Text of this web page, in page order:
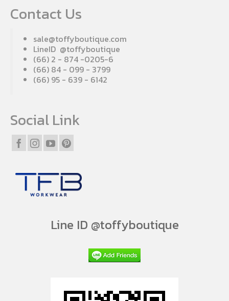
Contact Us
sale@toffyboutique.com
LineID @toffyboutique
(66) 2 - 874 -0205-6
(66) 84 - 099 - 3799
(66) 95 - 639 - 6142
Social Link
Line ID @toffyboutique